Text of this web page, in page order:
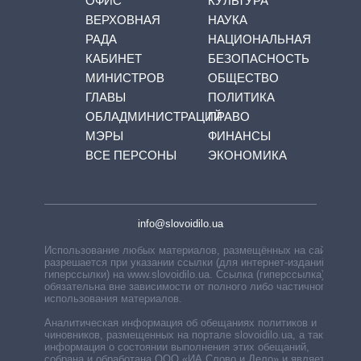
ВЕРХОВНАЯ
РАДА
КАБИНЕТ
МИНИСТРОВ
ГЛАВЫ
ОБЛАДМИНИСТРАЦИЙ
МЭРЫ
ВСЕ ПЕРСОНЫ
НАУКА
НАЦИОНАЛЬНАЯ
БЕЗОПАСНОСТЬ
ОБЩЕСТВО
ПОЛИТИКА
ПРАВО
ФИНАНСЫ
ЭКОНОМИКА
info@slovoidilo.ua
Использование любых материалов, размещённых на сайте,
разрешается при указании ссылки (для интернет-изданий —
гиперссылки) на www.slovoidilo.ua. Ссылка (гиперссылка)
обязательна вне зависимости от полного либо частичного
использования материалов.
Аналитическая информация об обещаниях политиков и
чиновников, размещенных на портале slovoidilo.ua, а также
информация о состоянии выполнения этих обещаний,